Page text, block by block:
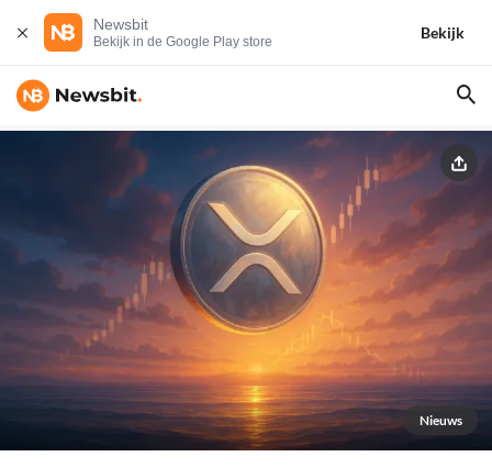
Newsbit
Bekijk in de Google Play store
Bekijk
Nieuws